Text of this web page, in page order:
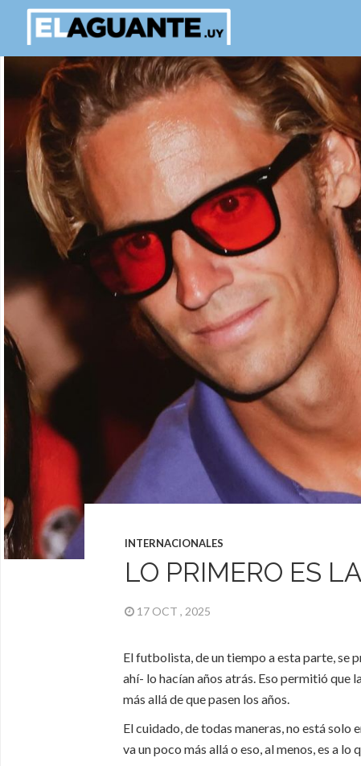
INTERNACIONALES
LO PRIMERO ES
17 OCT , 2025
El futbolista, de un tiempo a esta parte, se
ahí- lo hacían años atrás. Eso permitió
más allá de que pasen los años.
El cuidado, de todas maneras, no está solo
va un poco más allá o eso, al menos, es a